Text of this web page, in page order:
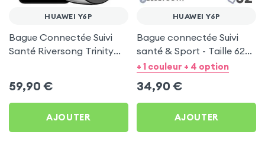
HUAWEI Y6P
Bague Connectée Suivi
Santé Riversong Trinity
59,90 €
AJOUTER
HUAWEI Y6P
Bague connectée Suivi
santé & Sport - Taille 62
Or
+ 1 couleur + 4 option
34,90 €
AJOUTER